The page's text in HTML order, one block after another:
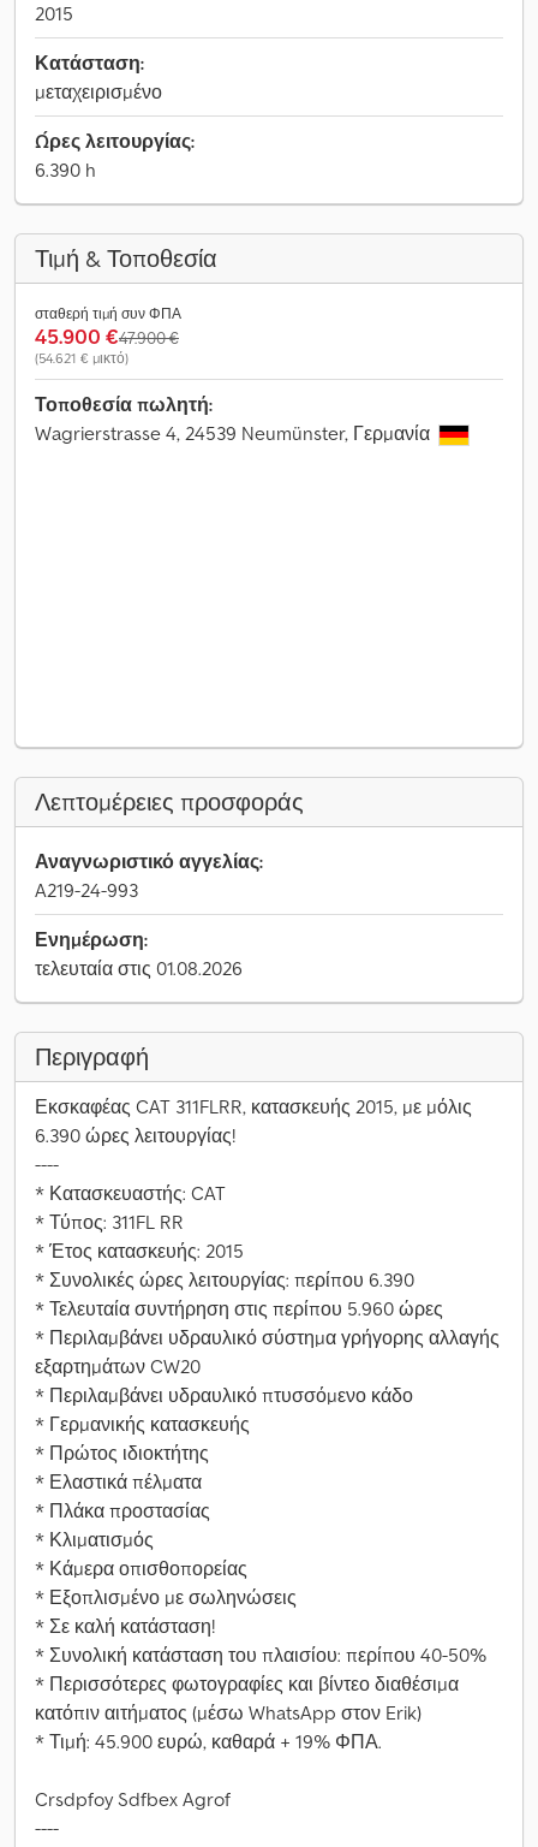
2015
Κατάσταση:
μεταχειρισμένο
Ώρες λειτουργίας:
6.390 h
Τιμή & Τοποθεσία
σταθερή τιμή συν ΦΠΑ
45.900 €47.900 €
(54.621 € μικτό)
Τοποθεσία πωλητή:
Wagrierstrasse 4, 24539 Neumünster, Γερμανία
Λεπτομέρειες προσφοράς
Αναγνωριστικό αγγελίας:
A219-24-993
Ενημέρωση:
τελευταία στις 01.08.2026
Περιγραφή
Εκσκαφέας CAT 311FLRR, κατασκευής 2015, με μόλις
6.390 ώρες λειτουργίας!
----
* Κατασκευαστής: CAT
* Τύπος: 311FL RR
* Έτος κατασκευής: 2015
* Συνολικές ώρες λειτουργίας: περίπου 6.390
* Τελευταία συντήρηση στις περίπου 5.960 ώρες
* Περιλαμβάνει υδραυλικό σύστημα γρήγορης αλλαγής
εξαρτημάτων CW20
* Περιλαμβάνει υδραυλικό πτυσσόμενο κάδο
* Γερμανικής κατασκευής
* Πρώτος ιδιοκτήτης
* Ελαστικά πέλματα
* Πλάκα προστασίας
* Κλιματισμός
* Κάμερα οπισθοπορείας
* Εξοπλισμένο με σωληνώσεις
* Σε καλή κατάσταση!
* Συνολική κατάσταση του πλαισίου: περίπου 40-50%
* Περισσότερες φωτογραφίες και βίντεο διαθέσιμα
κατόπιν αιτήματος (μέσω WhatsApp στον Erik)
* Τιμή: 45.900 ευρώ, καθαρά + 19% ΦΠΑ.
Crsdpfoy Sdfbex Agrof
----